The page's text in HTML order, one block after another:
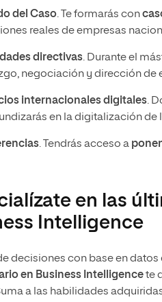
del Caso. Te formarás con
reales de empresas
directivas. Durante el
negociación y dirección
internacionales digitales.
en la digitalización de
. Tendrás acceso a
en las
Intelligence
decisiones con base en
en Business Intelligencete
a las habilidades